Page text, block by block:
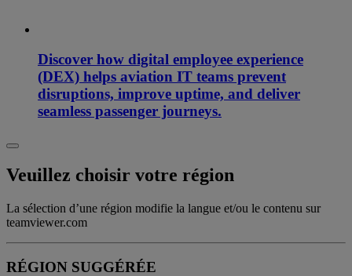
Discover how digital employee experience
(DEX) helps aviation IT teams prevent
disruptions, improve uptime, and deliver
seamless passenger journeys.
Veuillez choisir votre région
La sélection d’une région modifie la langue et/ou le contenu sur
teamviewer.com
RÉGION SUGGÉRÉE